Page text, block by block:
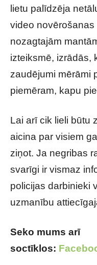
lietu palīdzēja
video
nozagtajām
izteiksmē, izrādās,
zaudējumi mērāmi
piemēram, kapu
Lai arī cik lieli būtu
aicina par visiem
ziņot. Ja negribas
svarīgi ir vismaz
policijas darbinieki
uzmanību
Seko mums arī
soctīklos: